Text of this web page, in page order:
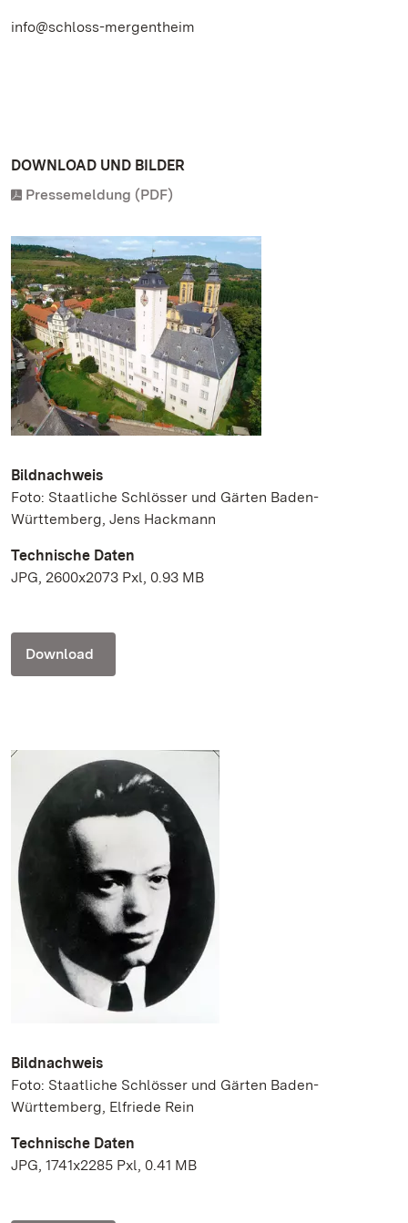
info@schloss-mergentheim
DOWNLOAD UND BILDER
Pressemeldung (PDF)
Bildnachweis
Foto: Staatliche Schlösser und Gärten Baden-
Württemberg, Jens Hackmann
Technische Daten
JPG, 2600x2073 Pxl, 0.93 MB
Download
Bildnachweis
Foto: Staatliche Schlösser und Gärten Baden-
Württemberg, Elfriede Rein
Technische Daten
JPG, 1741x2285 Pxl, 0.41 MB